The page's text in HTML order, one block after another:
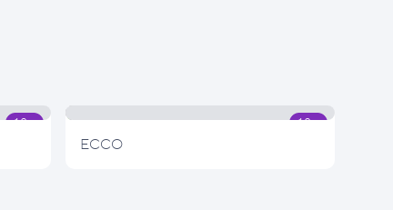
ECCO